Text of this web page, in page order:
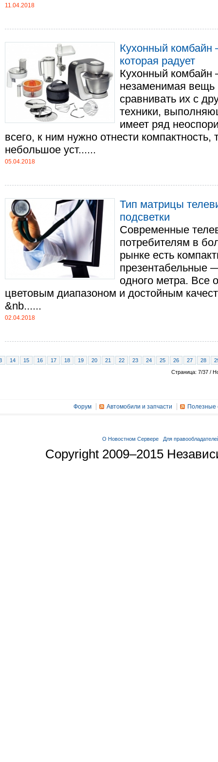
11.04.2018
Кухонный комбайн
которая радует
Кухонный комбайн
незаменимая вещь
сравнивать их с
техники,
имеет ряд
всего, к ним нужно отнести компактность,
небольшое уст......
05.04.2018
Тип матрицы
подсветки
Современные
потребителям в
рынке есть
презентабельные
одного метра. Все
цветовым диапазоном и достойным
&nb......
02.04.2018
14 15 16 17 18 19 20 21 22 23 24 25 26 27 28
Страница: 7/37 /
Форум Автомобили и запчасти Полезные
О Новостном Сервере Для
Copyright 2009–2015